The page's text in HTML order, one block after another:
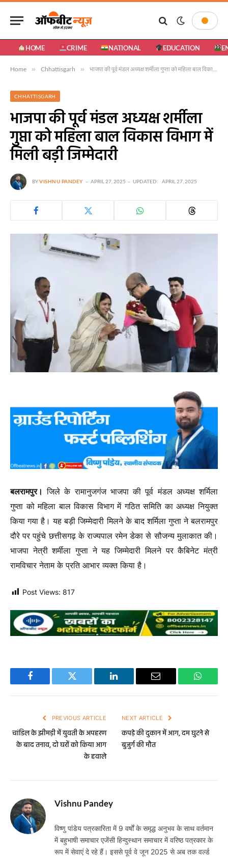
HOME CRIME NATIONAL EDUCATION
Home » Chhattisgarh » भाजपा की पूर्व मंडल अध्यक्ष शर्मीला गुप्ता को महिला बाल विकास विभाग में मिली बड़ी जिम्मेदारी
CHHATTISGARH
भाजपा की पूर्व मंडल अध्यक्ष शर्मीला
गुप्ता को महिला बाल विकास विभाग में
मिली बड़ी जिम्मेदारी
BYVISHNU PANDEY APRIL 27, 2025 UPDATED: APRIL 27, 2025
बलरामपुर। जिले के रामानुजगंज भाजपा की पूर्व मंडल अध्यक्ष शर्मिला
गुप्ता को महिला बाल विकास विभाग में गठित समिति का अध्यक्ष नियुक्त
किया गया है। यह बड़ी जिम्मेदारी मिलने के बाद शर्मिला गुप्ता ने बलरामपुर
दौरे पर पहुंचे छत्तीसगढ़ के राज्यपाल रमेन डेका से सौजन्य मुलाकात की।
भाजपा नेत्री शर्मीला गुप्ता ने यह जिम्मेदारी मिलने पर कैबिनेट मंत्री
रामविचार नेताम के प्रति आभार व्यक्त किया है।
Post Views: 817
Facebook Twitter LinkedIn Email
PREVIOUS ARTICLE
चांडिल के झीमड़ी में युवती के अपहरण
के बाद तनाव, दो घरों को किया आग
के हवाले
NEXT ARTICLE
कपड़े की दुकान में आग, दम घुटने से
बुजुर्ग की मौत
Vishnu Pandey
विष्णु पांडेय पत्रकारिता में 9 वर्षों के समृद्ध अनुभव के साथ वर्तमान
में बहुभाषी समाचार एजेंसी हिन्दुस्थान समाचार में वरिष्ठ पत्रकार के
रूप में सेवाएं दे रहे हैं। इससे पूर्व वे जून 2025 से अब तक वर्ल्ड